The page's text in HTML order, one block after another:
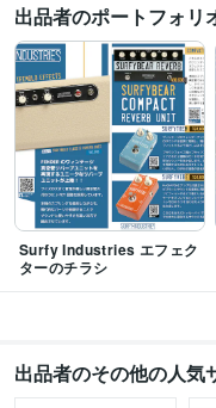
語学力
英語 ネイティブレベル
出品者のポートフォリ
Surfy Industries エフェク
ターのチラシ
出品者のその他の人気